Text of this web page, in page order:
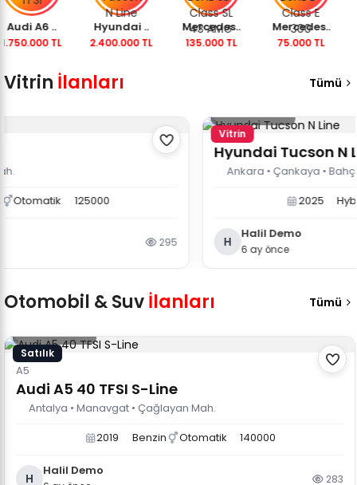
A6 ..
TL
Hyundai ..
2.400.000 TL
Mercedes..
135.000 TL
Mercedes..
75.000 TL
Vitrin İlanları Tümü
125000
Vitrin
2.400.000 TL
Hyundai Tucson N Line
Ankara • Çankaya • Bahçelievler
Hybrid
H
Halil Demo
6 ay önce
Otomobil & Suvİlanları Tümü
Satılık
2.200.000 TL
A5
Audi A5 40 TFSI S-Line
Antalya • Manavgat • Çağlayan Mah.
2019
Benzin Otomatik 140000
H
Halil Demo
283